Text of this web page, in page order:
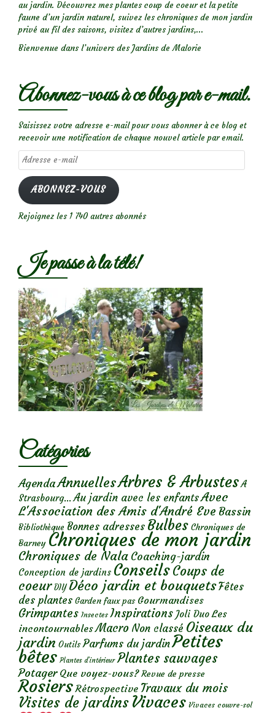
au jardin. Découvrez mes plantes coup de coeur et la petite
faune d’un jardin naturel, suivez les chroniques de mon jardin
privé au fil des saisons, visitez d’autres jardins,...
Bienvenue dans l’univers des Jardins de Malorie
Abonnez-vous à ce blog par e-mail.
Saisissez votre adresse e-mail pour vous abonner à ce blog et
recevoir une notification de chaque nouvel article par email.
Adresse
e-
mail
ABONNEZ-VOUS
Rejoignez les 1 740 autres abonnés
Je passe à la télé!
Catégories
AgendaAnnuellesArbres & Arbustes A
Strasbourg... Au jardin avec les enfantsAvec
L'Association des Amis d'André Eve Bassin
Bibliothèque Bonnes adresses Bulbes Chroniques de
Barney Chroniques de mon jardin
Chroniques de Nala Coaching-jardin
Conception de jardins ConseilsCoups de
coeur DIY Déco jardin et bouquetsFêtes
des plantes Garden faux pas Gourmandises
Grimpantes Insectes Inspirations Joli Duo Les
incontournables Macro Non classé Oiseaux du
jardin Outils Parfums du jardinPetites
bêtes Plantes d’intérieur Plantes sauvages
Potager Que voyez-vous? Revue de presse
Rosiers Rétrospective Travaux du mois
Visites de jardins Vivaces Vivaces couvre-sol